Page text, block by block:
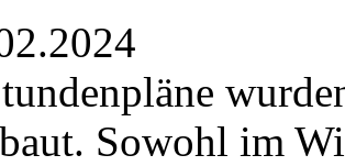
Sowohl im